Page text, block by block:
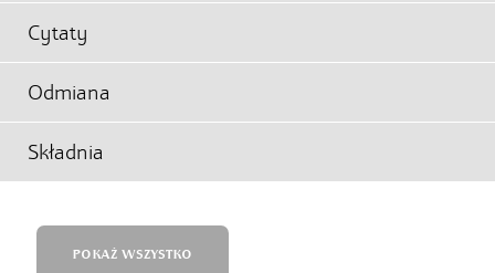
Cytaty
Odmiana
Składnia
POKAŻ WSZYSTKO